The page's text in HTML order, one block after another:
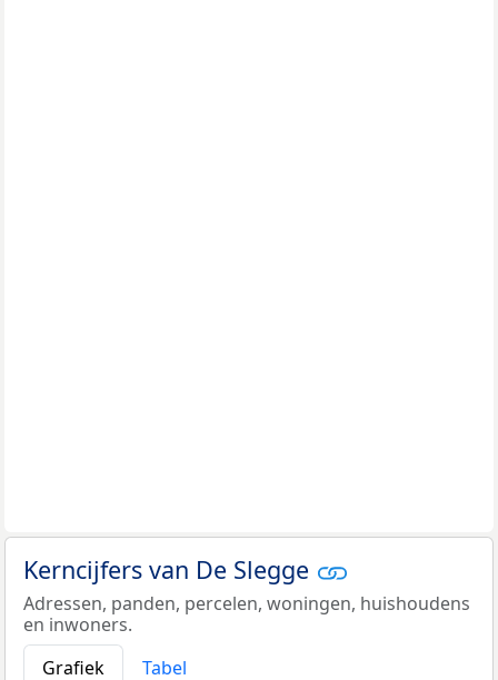
Kerncijfers van De Slegge
Adressen, panden, percelen, woningen, huishoudens
en inwoners.
Grafiek
Tabel